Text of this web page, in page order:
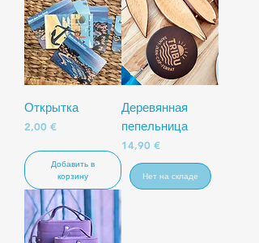
Открытка
Цена
2,00 €
Добавить в
корзину
Деревянная
пепельница
Цена
14,90 €
Нет на складе